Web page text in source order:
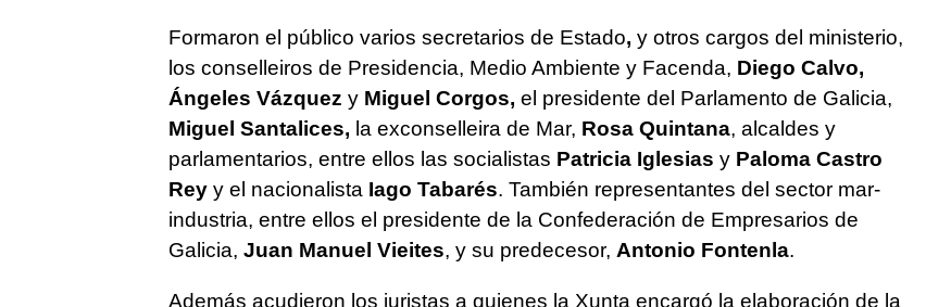
Formaron el público varios secretarios de Estado, y otros cargos del ministerio,
los conselleiros de Presidencia, Medio Ambiente y Facenda, Diego Calvo,
Ángeles Vázquez yMiguel Corgos, el presidente del Parlamento de Galicia,
Miguel Santalices, la exconselleira de Mar, Rosa Quintana, alcaldes y
parlamentarios, entre ellos las socialistas Patricia Iglesias y Paloma Castro
Reyy el nacionalista Iago Tabarés. También representantes del sector mar-
industria, entre ellos el presidente de la Confederación de Empresarios de
Galicia, Juan Manuel Vieites, y su predecesor, Antonio Fontenla.
Además acudieron los juristas a quienes la Xunta encargó la elaboración de la